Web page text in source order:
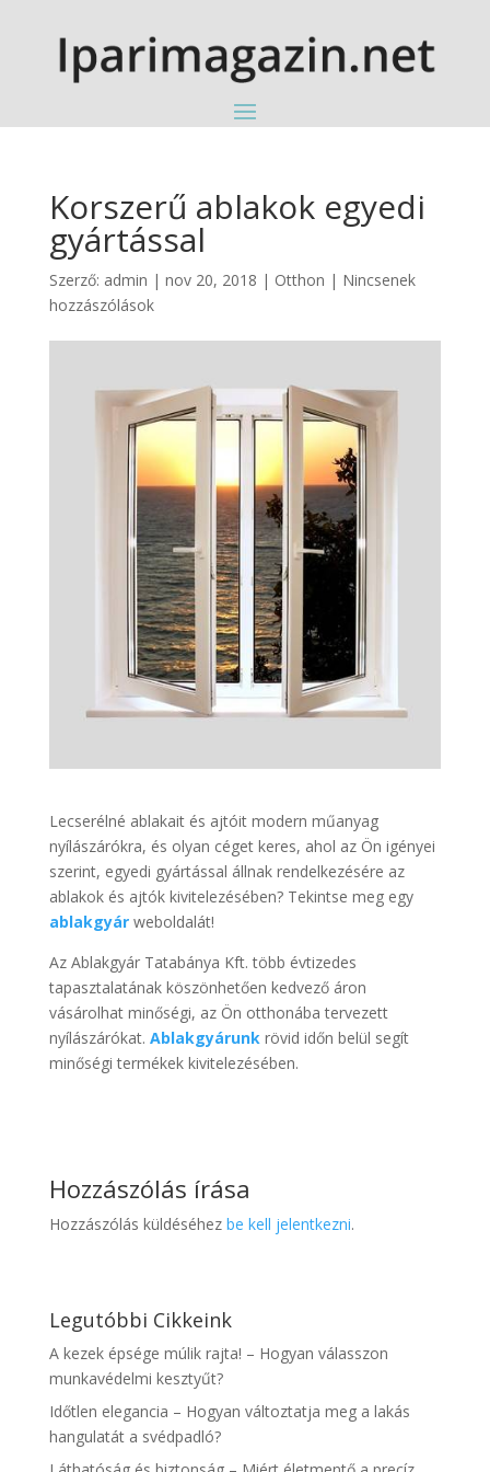
Korszerű ablakok egyedi
gyártással
Szerző: admin | nov 20, 2018 | Otthon | Nincsenek
hozzászólások
Lecserélné ablakait és ajtóit modern műanyag
nyílászárókra, és olyan céget keres, ahol az Ön igényei
szerint, egyedi gyártással állnak rendelkezésére az
ablakok és ajtók kivitelezésében? Tekintse meg egy
ablakgyár weboldalát!
Az Ablakgyár Tatabánya Kft. több évtizedes
tapasztalatának köszönhetően kedvező áron
vásárolhat minőségi, az Ön otthonába tervezett
nyílászárókat. Ablakgyárunk rövid időn belül segít
minőségi termékek kivitelezésében.
Hozzászólás írása
Hozzászólás küldéséhez be kell jelentkezni.
Legutóbbi Cikkeink
A kezek épsége múlik rajta! – Hogyan válasszon
munkavédelmi kesztyűt?
Időtlen elegancia – Hogyan változtatja meg a lakás
hangulatát a svédpadló?